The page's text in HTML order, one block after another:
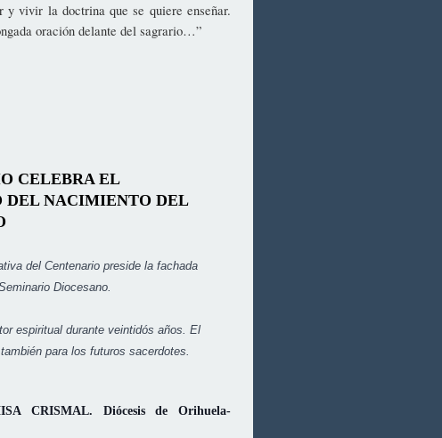
y vivir la doctrina que se quiere enseñar.
oración delante del sagrario…”
CELEBRA EL
DEL NACIMIENTO DEL
del Centenario preside la fachada
Diocesano.
espiritual durante veintidós años. El
para los futuros sacerdotes.
CRISMAL. Diócesis de Orihuela-